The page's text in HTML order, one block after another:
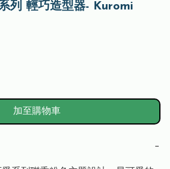
列 輕巧造型器- Kuromi
加至購物車
−